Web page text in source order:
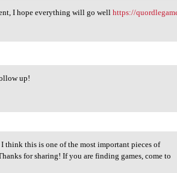
I hope everything will go wellhttps://
up!
think this is one of the most important pieces of
for sharing! If you are finding games, come to